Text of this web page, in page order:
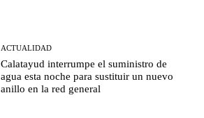
ACTUALIDAD
Calatayud interrumpe el suministro de
agua esta noche para sustituir un nuevo
anillo en la red general